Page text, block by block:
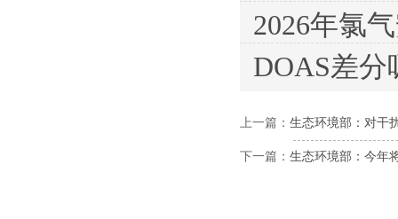
2026年氯
DOAS差
上一篇： 生态环境部：对干
下一篇： 生态环境部：今年